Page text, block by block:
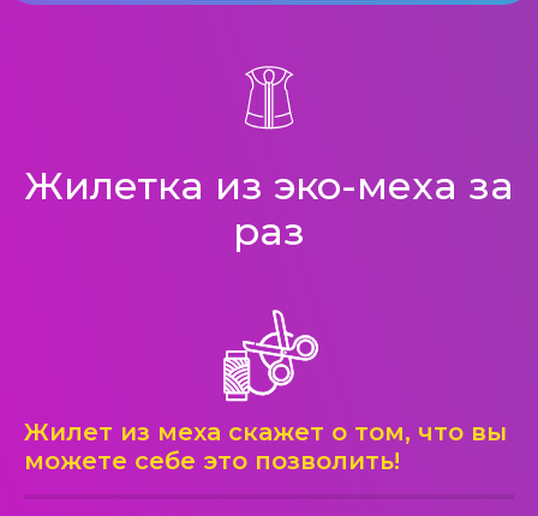
Жилетка из эко-меха за
раз
Жилет из меха скажет о том, что вы
можете себе это позволить!